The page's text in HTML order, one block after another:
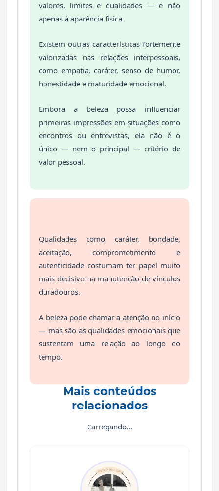
valores, limites e qualidades — e não
apenas à aparência física.
Existem outras características fortemente
valorizadas nas relações interpessoais,
como empatia, caráter, senso de humor,
honestidade e maturidade emocional.
Embora a beleza possa influenciar
primeiras impressões em situações como
encontros ou entrevistas, ela não é o
único — nem o principal — critério de
valor pessoal.
Qualidades como caráter, bondade,
aceitação, comprometimento e
autenticidade costumam ter papel muito
mais decisivo na manutenção de vínculos
duradouros.
A beleza pode chamar a atenção no início
— mas são as qualidades emocionais que
sustentam uma relação ao longo do
tempo.
Mais conteúdos
relacionados
Carregando...